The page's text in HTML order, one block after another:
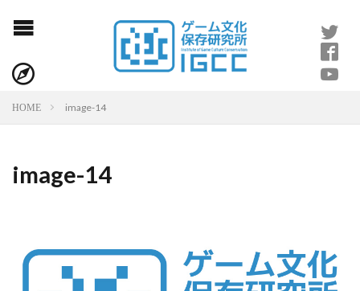
HOME image-14
image-14